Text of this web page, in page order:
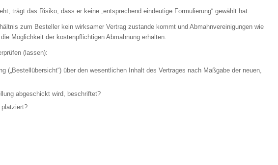
trägt das Risiko, dass er keine „entsprechend eindeutige Formulierung“ gewählt hat.
zum Besteller kein wirksamer Vertrag zustande kommt und Abmahnvereinigungen wie
Möglichkeit der kostenpflichtigen Abmahnung erhalten.
(lassen):
(„Bestellübersicht“) über den wesentlichen Inhalt des Vertrages nach Maßgabe der neuen,
abgeschickt wird, beschriftet?